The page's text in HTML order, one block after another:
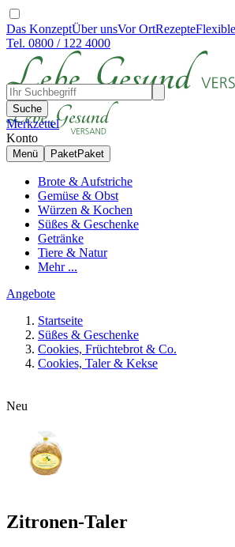
Das KonzeptÜber unsVor OrtRezepte
Tel. 0800 / 122 4000
Suche
Merkzettel
Konto
Menü PaketPaket
Brote & Aufstriche
Gemüse & Obst
Würzen & Kochen
Süßes & Geschenke
Getränke
Tiere & Natur
Mehr ...
Angebote
Startseite
Süßes & Geschenke
Cookies, Früchtebrot & Co.
Cookies, Taler & Kekse
Neu
Zitronen-Taler